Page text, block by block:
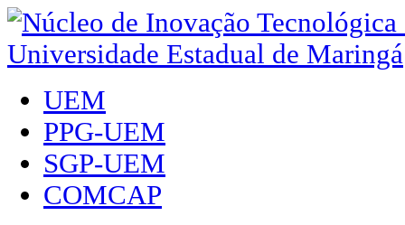
UEM
PPG-UEM
SGP-UEM
COMCAP